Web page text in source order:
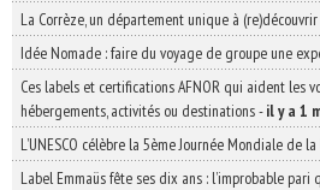
La Corrèze, un département unique à
Idée Nomade : faire du voyage de groupe une
Ces labels et certifications AFNOR qui aident les
hébergements, activités ou destinations-il y a 1
L’UNESCO célèbre la 5ème Journée Mondiale de
Label Emmaüs fête ses dix ans : l’improbable pari